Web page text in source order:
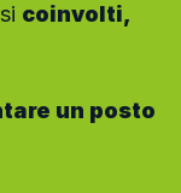
coinvolti,
un posto